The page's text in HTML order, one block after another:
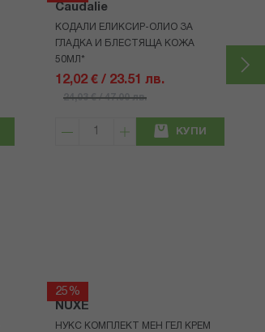
Caudalie
КОДАЛИ ЕЛИКСИР-ОЛИО ЗА
ГЛАДКА И БЛЕСТЯЩА КОЖА
50МЛ*
12,02 € / 23.51 лв.
24,03 € / 47.00 лв.
КУПИ
25%
NUXE
НУКС КОМПЛЕКТ МЕН ГЕЛ КРЕМ